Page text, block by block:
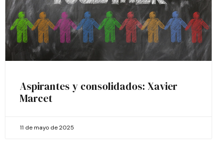
Aspirantes y consolidados: Xavier
Marcet
11 de mayo de 2025